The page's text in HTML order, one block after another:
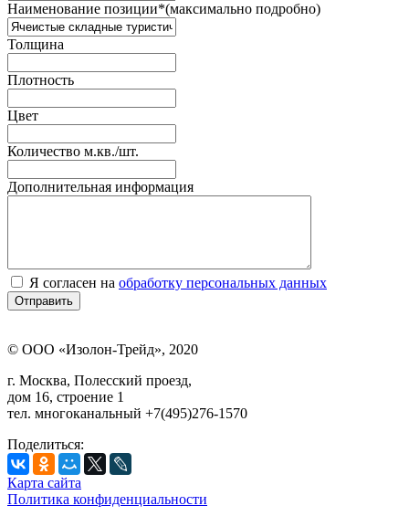
Наименование позиции*(максимально подробно)
Толщина
Плотность
Цвет
Количество м.кв./шт.
Дополнительная информация
Я согласен на обработку персональных данных
© ООО «Изолон-Трейд», 2020
г. Москва, Полесский проезд,
дом 16, строение 1
тел. многоканальный +7(495)276-1570
Поделиться:
Карта сайта
Политика конфиденциальности